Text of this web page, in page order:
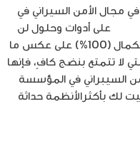
مجال الأمن السيراني في
على أدوات وحلول لن
تجلب له في النهاية نظاماً آمناً بنسبة الكمال (100%) على عكس ما
لا تتمتع بنضج كافٍ، فإنها
السيبراني في المؤسسة
لك بأكثرالأنظمة حداثة